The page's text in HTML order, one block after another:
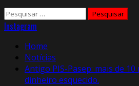
Pesquisar
por:
Instagram
Home
Notícias
Antigo PIS-Pasep: mais de
dinheiro esquecido.